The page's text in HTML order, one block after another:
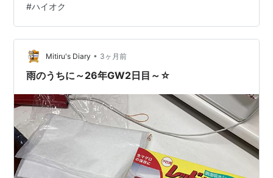
分を真空パックに。 真空パックにすると内部の水分が外
に出てくるのでキッチンペーパーを仕込むと良いです
よ。 これ、刺身とかでも使える技です。 今回の仕分けは
こんな感…
#ハイオク
Mitiru's Diary • 3ヶ月前
雨のうちに～26年GW2日目～☆